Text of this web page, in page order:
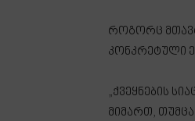
როგორც
კონკრეტული
„ქვეყნების
მიმართ,